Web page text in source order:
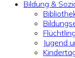
Bildung &
Jugend